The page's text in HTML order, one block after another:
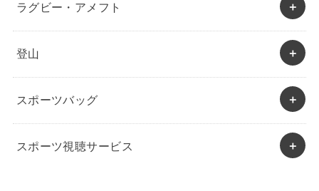
ラグビー・アメフト
登山
スポーツバッグ
スポーツ視聴サービス